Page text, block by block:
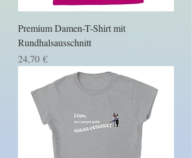
Premium Damen-T-Shirt mit
Rundhalsausschnitt
Prezzo
24,70 €